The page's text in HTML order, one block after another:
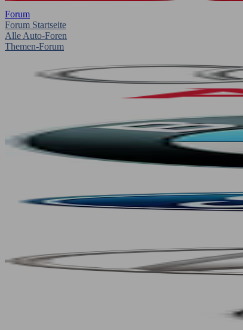
Forum
Forum Startseite
Alle Auto-Foren
Themen-Forum